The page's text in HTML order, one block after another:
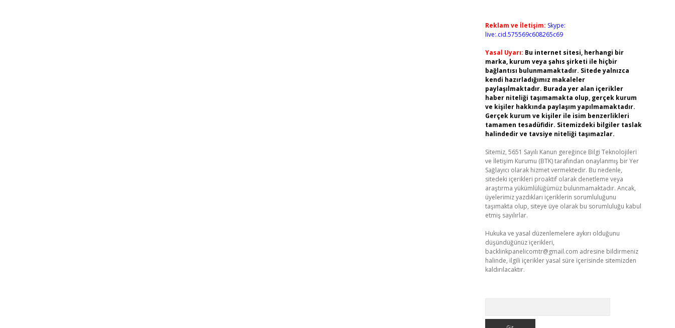
Reklam ve İletişim: Skype:
live:.cid.575569c608265c69
Yasal Uyarı: Bu internet sitesi, herhangi bir
marka, kurum veya şahıs şirketi ile hiçbir
bağlantısı bulunmamaktadır. Sitede yalnızca
kendi hazırladığımız makaleler
paylaşılmaktadır. Burada yer alan içerikler
haber niteliği taşımamakta olup, gerçek kurum
ve kişiler hakkında paylaşım yapılmamaktadır.
Gerçek kurum ve kişiler ile isim benzerlikleri
tamamen tesadüfidir. Sitemizdeki bilgiler taslak
halindedir ve tavsiye niteliği taşımazlar.
Sitemiz, 5651 Sayılı Kanun gereğince Bilgi Teknolojileri
ve İletişim Kurumu (BTK) tarafından onaylanmış bir Yer
Sağlayıcı olarak hizmet vermektedir. Bu nedenle,
sitedeki içerikleri proaktif olarak denetleme veya
araştırma yükümlülüğümüz bulunmamaktadır. Ancak,
üyelerimiz yazdıkları içeriklerin sorumluluğunu
taşımakta olup, siteye üye olarak bu sorumluluğu kabul
etmiş sayılırlar.
Hukuka ve yasal düzenlemelere aykırı olduğunu
düşündüğünüz içerikleri,
backlinkpanelicomtr@gmail.com adresine bildirmeniz
halinde, ilgili içerikler yasal süre içerisinde sitemizden
kaldırılacaktır.